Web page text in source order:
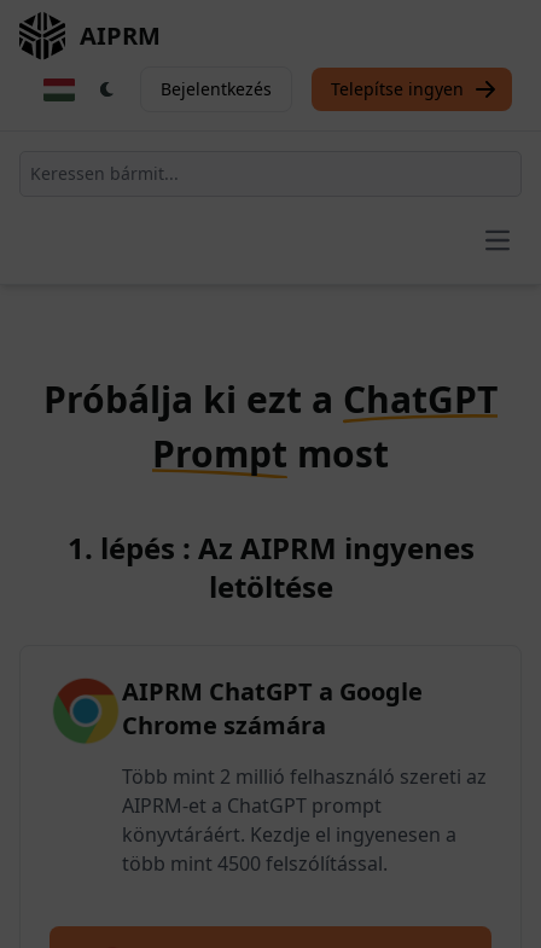
AIPRM
Bejelentkezés Telepítse ingyen
Próbálja ki ezt a ChatGPT
Prompt most
1. lépés : Az AIPRM ingyenes
letöltése
AIPRM ChatGPT a Google
Chrome számára
Több mint 2 millió felhasználó szereti az
AIPRM-et a ChatGPT prompt
könyvtáráért. Kezdje el ingyenesen a
több mint 4500 felszólítással.